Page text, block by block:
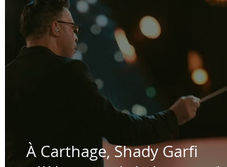
À Carthage, Shady Garfi